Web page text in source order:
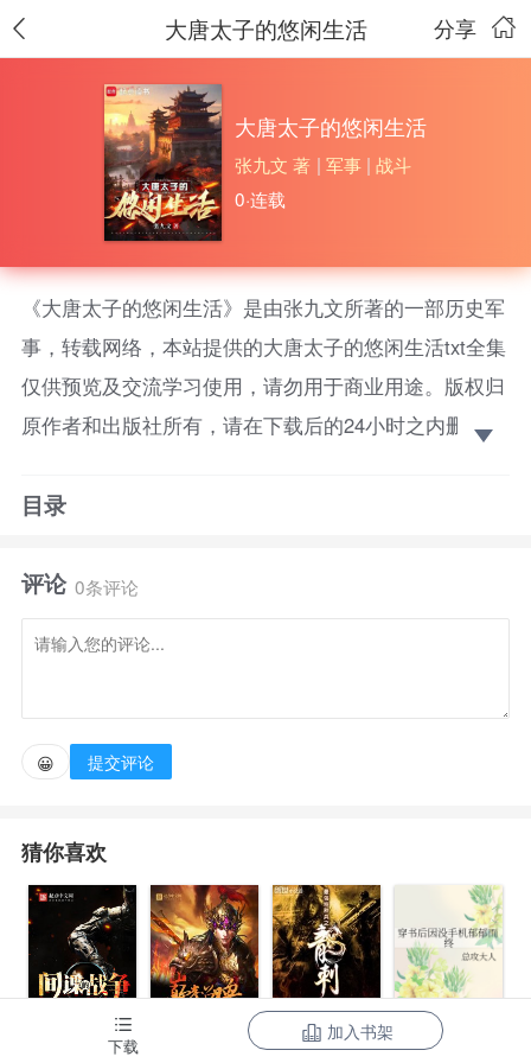
分享
大唐太子的悠闲生活
大唐太子的悠闲生活
张九文 著 | 军事 | 战斗
0·连载
《大唐太子的悠闲生活》是由张九文所著的一部历史军
事，转载网络，本站提供的大唐太子的悠闲生活txt全集
仅供预览及交流学习使用，请勿用于商业用途。版权归
原作者和出版社所有，请在下载后的24小时之内删除，
一个大唐帝国冉冉升起，正要迈步前进，一切伊始的时
它就像一个刚刚学会走路的娃娃，不知什么是风雨，
不知畏惧。大唐帝国在未来的路上走错了方向也没什
李承乾对众人道：“没关系，总会好起来的。”终于，
朕的大唐祸害成什么样了！”
“……”李世民指着众人再怒道：“你们这些人就惯着他
吧。”
目录
评论 0条评论
😀 提交评论
猜你喜欢
最强特种兵之
穿书后因没手
下载
加入书架